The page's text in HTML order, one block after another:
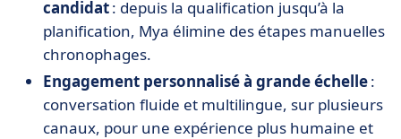
candidat: depuis la qualification jusqu’à la
planification, Mya élimine des étapes manuelles
chronophages.
Engagement personnalisé à grande échelle:
conversation fluide et multilingue, sur plusieurs
canaux, pour une expérience plus humaine et